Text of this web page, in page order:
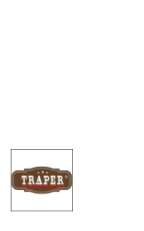
NAZWA
PRODUCENTA:
TRAPER